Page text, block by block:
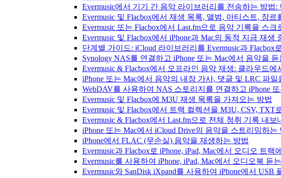
Evermusic에서 기기 간 음악 라이브러리를 전송하는 방법:
Evermusic 및 Flacbox에서 재생 목록, 앨범, 아티스트, 장
Evermusic 또는 Flacbox에서 Last.fm으로 음악 기록을 스크
Evermusic 및 Flacbox에서 iPhone과 Mac의 동적 지금 재생
단계별 가이드: iCloud 라이브러리를 Evermusic과 Flacbox
Synology NAS를 연결하고 iPhone 또는 Mac에서 음악을 듣
Evermusic & Flacbox에서 오프라인 음악 재생: 클라우드
iPhone 또는 Mac에서 음악의 내장 가사, 댓글 및 LRC 파일
WebDAV를 사용하여 NAS 스토리지를 연결하고 iPhone
Evermusic 및 Flacbox에 M3U 재생 목록을 가져오는 방법
Evermusic 및 Flacbox에서 트랙 컬렉션을 M3U, CSV, TXT
Evermusic & Flacbox에서 Last.fm으로 전체 청취 기록 내보
iPhone 또는 Mac에서 iCloud Drive의 음악을 스트리밍하는
iPhone에서 FLAC (무손실) 음악을 재생하는 방법
Evermusic과 Flacbox로 iPhone, iPad, Mac에서 오디오 트
Evermusic를 사용하여 iPhone, iPad, Mac에서 오디오북 듣
Evermusic와 SanDisk iXpand를 사용하여 iPhone에서